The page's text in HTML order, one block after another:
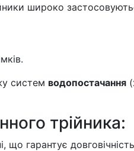
широко
систем водопостачання
трійника:
що гарантує